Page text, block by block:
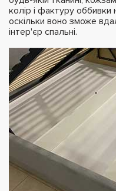
колір і фактуру оббивки
оскільки воно зможе
інтер'єр спальні.